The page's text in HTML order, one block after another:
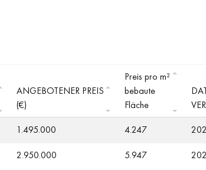
ANGEBOTENER PREIS
(€)
Preis pro m²
bebaute
Fläche
1.495.000 4.247
2.950.000 5.947